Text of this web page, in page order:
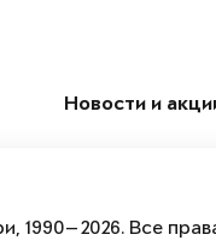
Новости и
Все